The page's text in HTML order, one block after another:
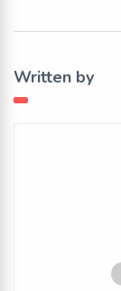
Written by